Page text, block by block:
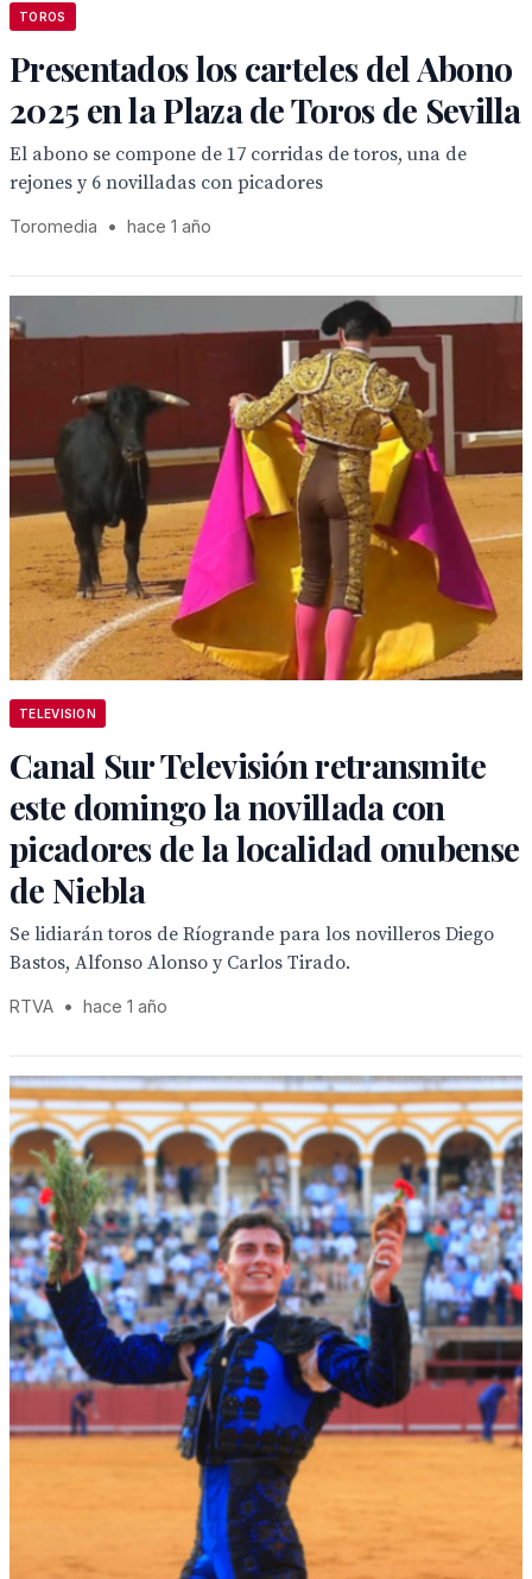
TOROS
Presentados los carteles del Abono
2025 en la Plaza de Toros de Sevilla
El abono se compone de 17 corridas de toros, una de
rejones y 6 novilladas con picadores
Toromedia • hace 1 año
TELEVISION
Canal Sur Televisión retransmite
este domingo la novillada con
picadores de la localidad onubense
de Niebla
Se lidiarán toros de Ríogrande para los novilleros Diego
Bastos, Alfonso Alonso y Carlos Tirado.
RTVA • hace 1 año